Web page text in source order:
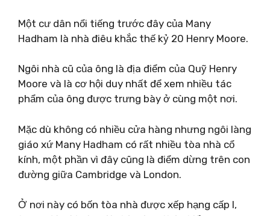
Một cư dân nổi tiếng trước đây của Many
Hadham là nhà điêu khắc thế kỷ 20 Henry Moore.
Ngôi nhà cũ của ông là địa điểm của Quỹ Henry
Moore và là cơ hội duy nhất để xem nhiều tác
phẩm của ông được trưng bày ở cùng một nơi.
Mặc dù không có nhiều cửa hàng nhưng ngôi làng
giáo xứ Many Hadham có rất nhiều tòa nhà cổ
kính, một phần vì đây cũng là điểm dừng trên con
đường giữa Cambridge và London.
Ở nơi này có bốn tòa nhà được xếp hạng cấp I,